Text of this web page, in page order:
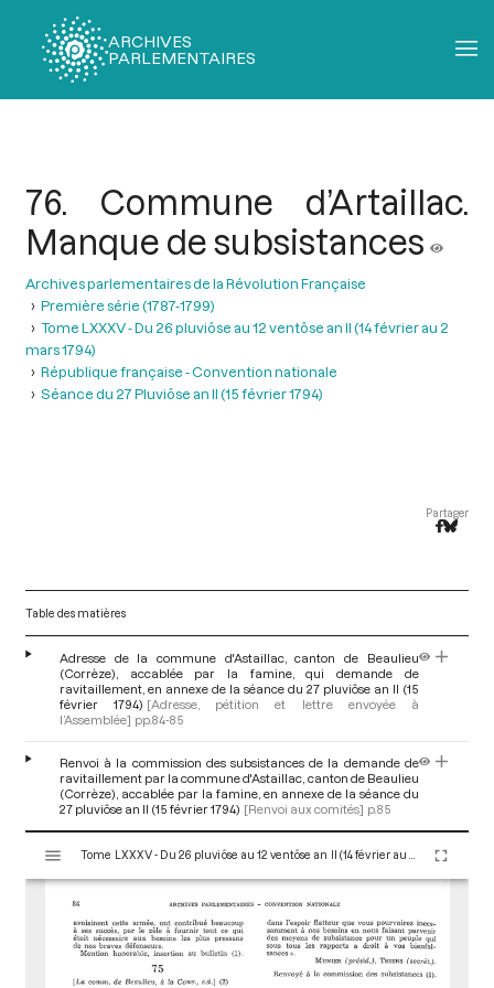
ARCHIVES
PARLEMENTAIRES
76. Commune d’Artaillac.
Manque de subsistances
Archives parlementaires de la Révolution Française
Première série (1787-1799)
Tome LXXXV - Du 26 pluviôse au 12 ventôse an II (14 février au 2
mars 1794)
République française - Convention nationale
Séance du 27 Pluviôse an II (15 février 1794)
Partager
Table des matières
Adresse de la commune d'Astaillac, canton de Beaulieu
(Corrèze), accablée par la famine, qui demande de
ravitaillement, en annexe de la séance du 27 pluviôse an II (15
février 1794) [Adresse, pétition et lettre envoyée à
l’Assemblée] pp.84-85
Renvoi à la commission des subsistances de la demande de
ravitaillement par la commune d'Astaillac, canton de Beaulieu
(Corrèze), accablée par la famine, en annexe de la séance du
27 pluviôse an II (15 février 1794) [Renvoi aux comités] p.85
s